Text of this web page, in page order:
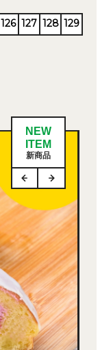
126 127 128 129
NEW
ITEM
新商品